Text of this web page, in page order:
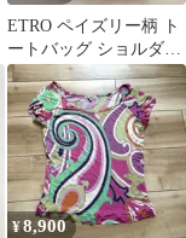
ETRO ペイズリー柄 ト
ートバッグ ショルダー
バッグ
¥8,900